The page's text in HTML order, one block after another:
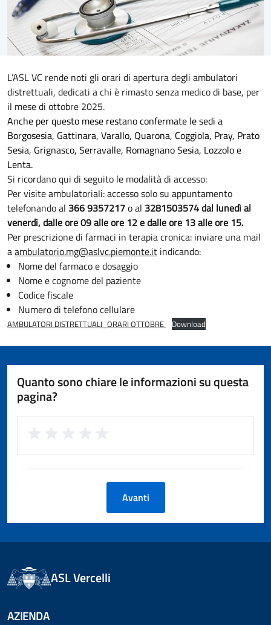
L’ASL VC rende noti gli orari di apertura degli ambulatori
distrettuali, dedicati a chi è rimasto senza medico di base, per
il mese di ottobre 2025.
Anche per questo mese restano confermate le sedi a
Borgosesia, Gattinara, Varallo, Quarona, Coggiola, Pray, Prato
Sesia, Grignasco, Serravalle, Romagnano Sesia, Lozzolo e
Lenta.
Si ricordano qui di seguito le modalità di accesso:
Per visite ambulatoriali: accesso solo su appuntamento
telefonando al 366 9357217o al 3281503574dal lunedì al
venerdì, dalle ore 09 alle ore 12 e dalle ore 13 alle ore 15.
Per prescrizione di farmaci in terapia cronica: inviare una mail
aambulatorio.mg@aslvc.piemonte.it indicando:
Nome del farmaco e dosaggio
Nome e cognome del paziente
Codice fiscale
Numero di telefono cellulare
AMBULATORI DISTRETTUALI_ORARI OTTOBRE Download
Quanto sono chiare le informazioni su questa
pagina?
Avanti
ASL Vercelli
AZIENDA